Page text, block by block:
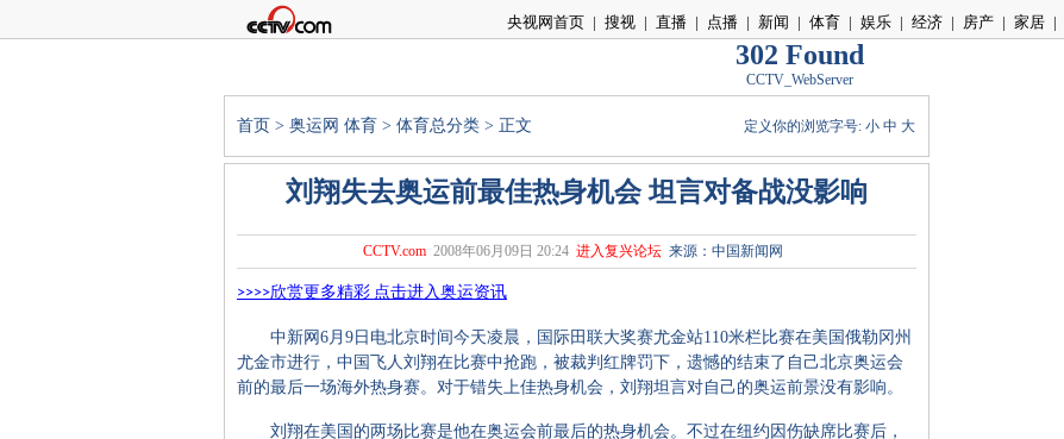
央视网首页 | 搜视 | 直播 | 点播 | 新闻 | 体育 | 娱乐 | 经济 | 房产 | 家居 |
302 Found
CCTV_WebServer
首页 > 奥运网 体育 > 体育总分类 > 正文 定义你的浏览字号: 小 中 大
刘翔失去奥运前最佳热身机会 坦言对备战没影响
CCTV.com 2008年06月09日 20:24 进入复兴论坛 来源：中国新闻网
>>>>欣赏更多精彩 点击进入奥运资讯
中新网6月9日电北京时间今天凌晨，国际田联大奖赛尤金站110米栏比赛在美国俄勒冈州
尤金市进行，中国飞人刘翔在比赛中抢跑，被裁判红牌罚下，遗憾的结束了自己北京奥运会
前的最后一场海外热身赛。对于错失上佳热身机会，刘翔坦言对自己的奥运前景没有影响。
刘翔在美国的两场比赛是他在奥运会前最后的热身机会。不过在纽约因伤缺席比赛后，